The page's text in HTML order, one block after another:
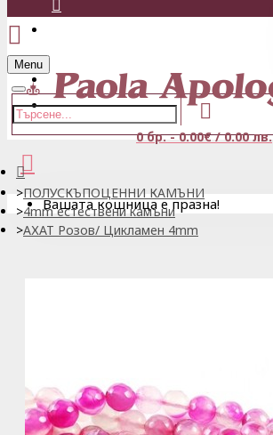
Регистрация
Menu
0 бр. - 0.00€ / 0.00 лв.
Вашата кошница е празна!
ПОЛУСКЪПОЦЕННИ КАМЪНИ
4mm естествени камъни
АХАТ Розов/ Цикламен 4mm